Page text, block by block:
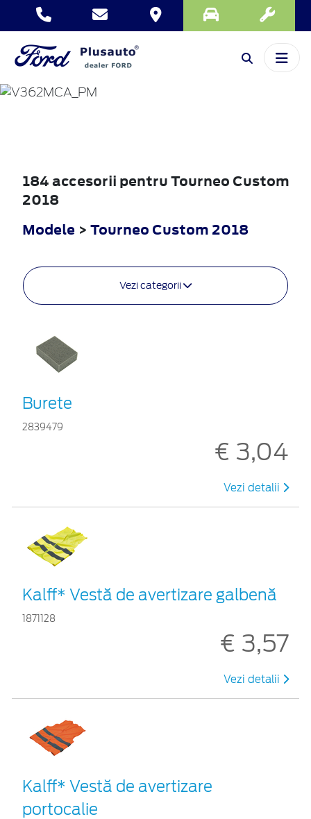
TOURNEO
CUSTOM
184 accesorii pentru Tourneo Custom
2018
Modele > Tourneo Custom 2018
Vezi categorii
Burete
2839479
€ 3,04
Vezi detalii
Kalff* Vestă de avertizare galbenă
1871128
€ 3,57
Vezi detalii
Kalff* Vestă de avertizare
portocalie